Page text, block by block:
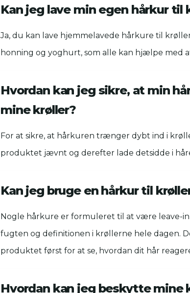
Kan jeg lave min egen hårkur til
Ja, du kan lave hjemmelavede hårkure til
honning og yoghurt, som alle kan hjælpe med
Hvordan kan jeg sikre, at min
mine krøller?
For at sikre, at hårkuren trænger dybt ind i
produktet jævnt og derefter lade detsidde i
Kan jeg bruge en hårkur til
Nogle hårkure er formuleret til at være leave-
fugten og definitionen i krøllerne hele dagen.
produktet først for at se, hvordan dit hår
Hvordan kan jeg beskytte mine